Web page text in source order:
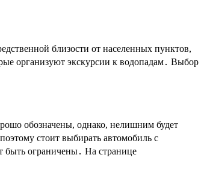
близости от населенных пунктов,
организуют экскурсии к водопадам․ Выбор
обозначены, однако, нелишним будет
стоит выбирать автомобиль с
быть ограничены․ На странице